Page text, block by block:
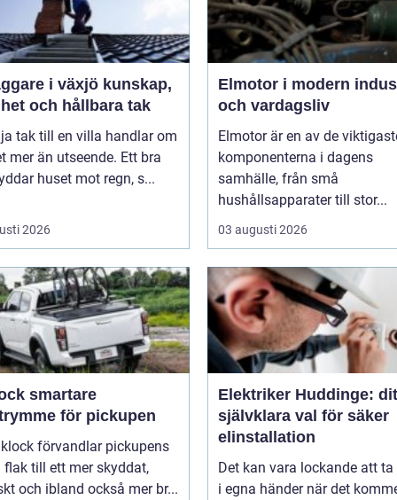
i växjö kunskap,
och hållbara tak
tak till en villa handlar om
mer än utseende. Ett bra
huset mot regn, s...
2026
Elmotor i modern
och vardagsliv
Elmotor är en av de
komponenterna i dagens
samhälle, från små
hushållsapparater till stor...
03 augusti 2026
för pickupen
förvandlar pickupens
flak till ett mer skyddat,
och ibland också mer br...
Elektriker Huddinge:
självklara val för säker
elinstallation
Det kan vara lockande att ta
i egna händer när det